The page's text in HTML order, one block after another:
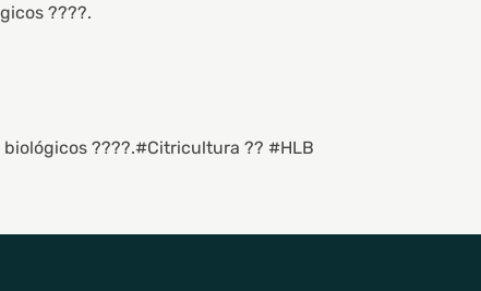
????.
????.#Citricultura ?? #HLB